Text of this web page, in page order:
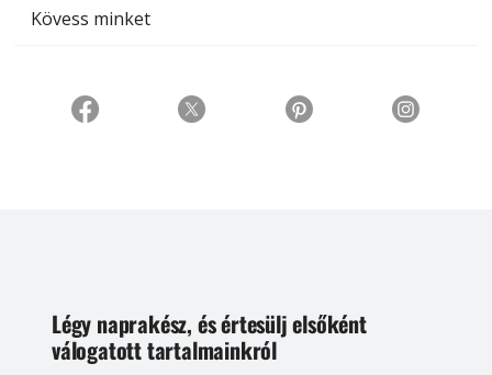
Kövess minket
Légy naprakész, és értesülj elsőként
válogatott tartalmainkról